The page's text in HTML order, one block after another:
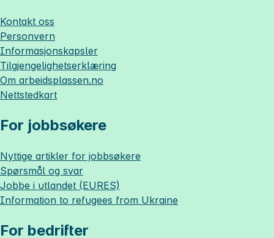
Kontakt oss
Personvern
Informasjonskapsler
Tilgjengelighetserklæring
Om arbeidsplassen.no
Nettstedkart
For jobbsøkere
Nyttige artikler for jobbsøkere
Spørsmål og svar
Jobbe i utlandet (EURES)
Information to refugees from Ukraine
For bedrifter